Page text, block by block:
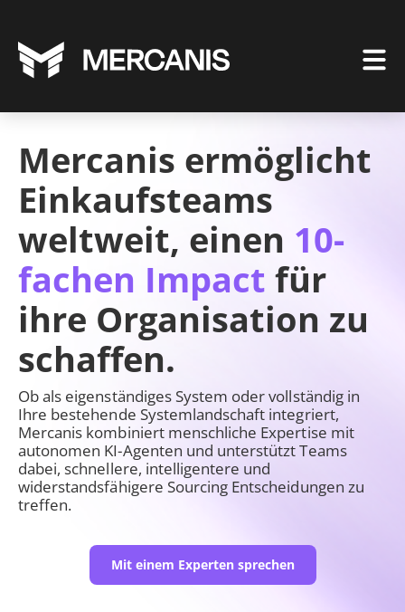
Mercanis ermöglicht
Einkaufsteams
weltweit, einen 10-
fachen Impact für
ihre Organisation zu
schaffen.
Ob als eigenständiges System oder vollständig in
Ihre bestehende Systemlandschaft integriert,
Mercanis kombiniert menschliche Expertise mit
autonomen KI-Agenten und unterstützt Teams
dabei, schnellere, intelligentere und
widerstandsfähigere Sourcing Entscheidungen zu
treffen.
Mit einem Experten sprechen